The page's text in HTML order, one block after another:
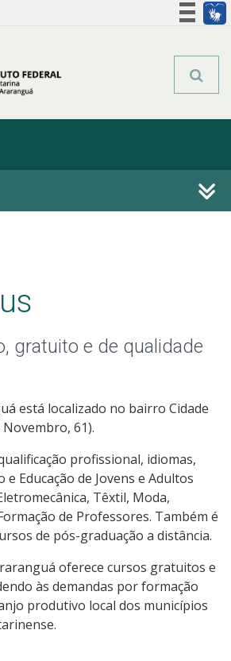
gratuito e de qualidade
está localizado no bairro Cidade
Novembro, 61).
profissional, idiomas,
e Educação de Jovens e Adultos
Têxtil, Moda,
de Professores. Também é
de pós-graduação a distância.
oferece cursos gratuitos e
às demandas por formação
produtivo local dos municípios